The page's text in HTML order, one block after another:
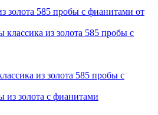
золота 585 пробы с фианитами от
из золота 585 пробы с